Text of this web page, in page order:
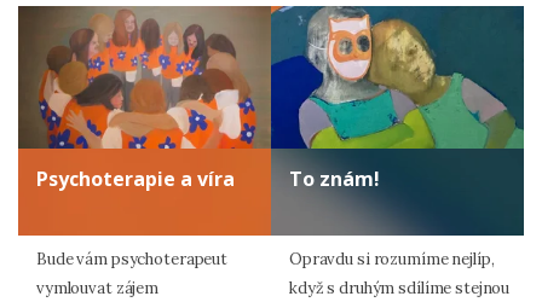
Psychoterapie a víra
Bude vám psychoterapeut
vymlouvat zájem
To znám!
Opravdu si rozumíme nejlíp,
když s druhým sdílíme stejnou